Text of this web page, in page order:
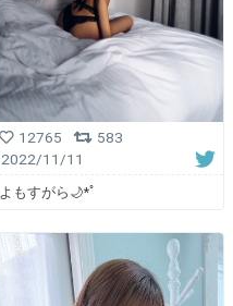
12765
583
2022/11/11
よもすがら🌙*ﾟ